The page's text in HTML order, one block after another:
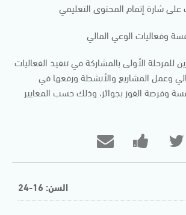
شارة إتمام المحتوى التعليمي
وفعاليات الوعي المالي
للمرحلة الأولى بالمشاركة في تنفيذ الفعاليات
وعمل المشاريع والأنشطة ورفعها في
وفرصة الفوز بجوائز، وذلك حسب المعايير
إرسال
تغريدة
التحقت
انشر
رسالة
صفحتك
مراسلة
شخص
عبر السن: 16-24